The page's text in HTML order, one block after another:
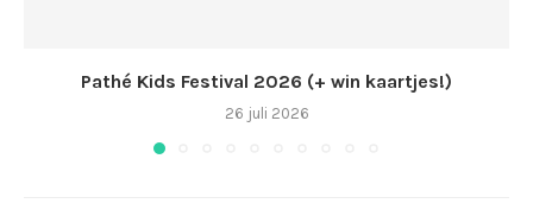
Pathé Kids Festival 2026 (+ win kaartjes!)
26 juli 2026